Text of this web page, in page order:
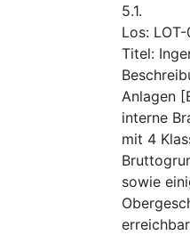
5.1.
Los:
Titel:
Anlagen
interne
mit 4
sowie